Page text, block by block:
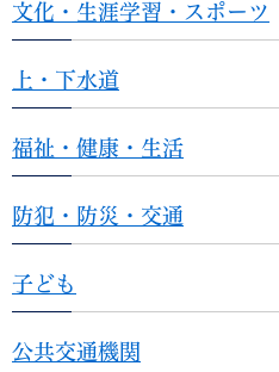
文化・生涯学習・スポーツ
上・下水道
福祉・健康・生活
防犯・防災・交通
子ども
公共交通機関